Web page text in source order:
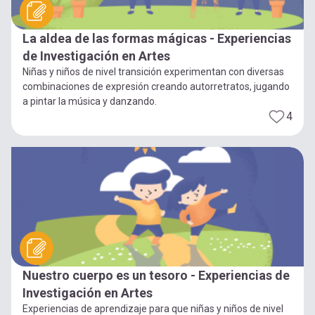
La aldea de las formas mágicas - Experiencias
de Investigación en Artes
Niñas y niños de nivel transición experimentan con diversas
combinaciones de expresión creando autorretratos, jugando
a pintar la música y danzando.
4
Nuestro cuerpo es un tesoro - Experiencias de
Investigación en Artes
Experiencias de aprendizaje para que niñas y niños de nivel